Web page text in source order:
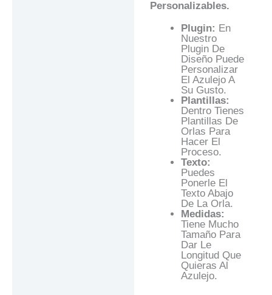
Personalizables.
Plugin: En
Nuestro
Plugin De
Diseño Puede
Personalizar
El Azulejo A
Su Gusto.
Plantillas:
Dentro Tienes
Plantillas De
Orlas Para
Hacer El
Proceso.
Texto:
Puedes
Ponerle El
Texto Abajo
De La Orla.
Medidas:
Tiene Mucho
Tamaño Para
Dar Le
Longitud Que
Quieras Al
Azulejo.